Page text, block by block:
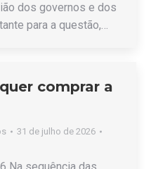
dos governos e dos
para a questão,…
comprar a
31 de julho de 2026